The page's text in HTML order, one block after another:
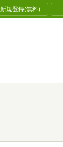
新規登録(無料)